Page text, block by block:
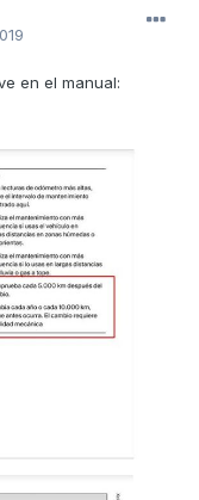
en el manual: